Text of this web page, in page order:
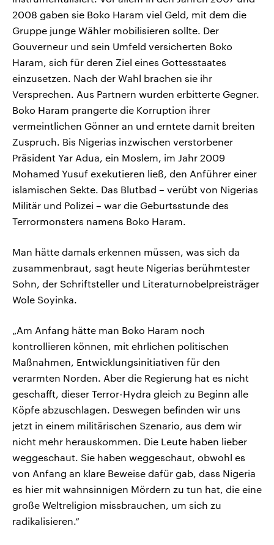
2008 gaben sie Boko Haram viel Geld, mit dem die
Gruppe junge Wähler mobilisieren sollte. Der
Gouverneur und sein Umfeld versicherten Boko
Haram, sich für deren Ziel eines Gottesstaates
einzusetzen. Nach der Wahl brachen sie ihr
Versprechen. Aus Partnern wurden erbitterte Gegner.
Boko Haram prangerte die Korruption ihrer
vermeintlichen Gönner an und erntete damit breiten
Zuspruch. Bis Nigerias inzwischen verstorbener
Präsident Yar Adua, ein Moslem, im Jahr 2009
Mohamed Yusuf exekutieren ließ, den Anführer einer
islamischen Sekte. Das Blutbad – verübt von Nigerias
Militär und Polizei – war die Geburtsstunde des
Terrormonsters namens Boko Haram.
Man hätte damals erkennen müssen, was sich da
zusammenbraut, sagt heute Nigerias berühmtester
Sohn, der Schriftsteller und Literaturnobelpreisträger
Wole Soyinka.
„Am Anfang hätte man Boko Haram noch
kontrollieren können, mit ehrlichen politischen
Maßnahmen, Entwicklungsinitiativen für den
verarmten Norden. Aber die Regierung hat es nicht
geschafft, dieser Terror-Hydra gleich zu Beginn alle
Köpfe abzuschlagen. Deswegen befinden wir uns
jetzt in einem militärischen Szenario, aus dem wir
nicht mehr herauskommen. Die Leute haben lieber
weggeschaut. Sie haben weggeschaut, obwohl es
von Anfang an klare Beweise dafür gab, dass Nigeria
es hier mit wahnsinnigen Mördern zu tun hat, die eine
große Weltreligion missbrauchen, um sich zu
radikalisieren.“